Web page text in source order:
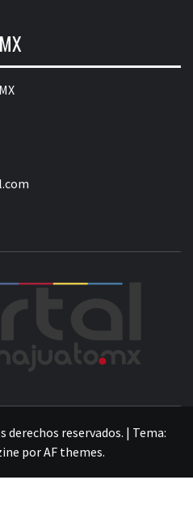
derechos reservados. | Tema:
porAF themes.